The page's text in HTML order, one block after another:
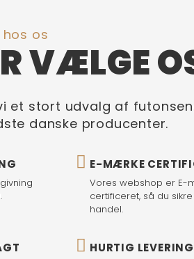
os
VÆLGE
et stort udvalg af
danske producenter.
E-MÆRKE
Vores webshop er E-
certificeret, så du
handel.
HURTIG LEVERING